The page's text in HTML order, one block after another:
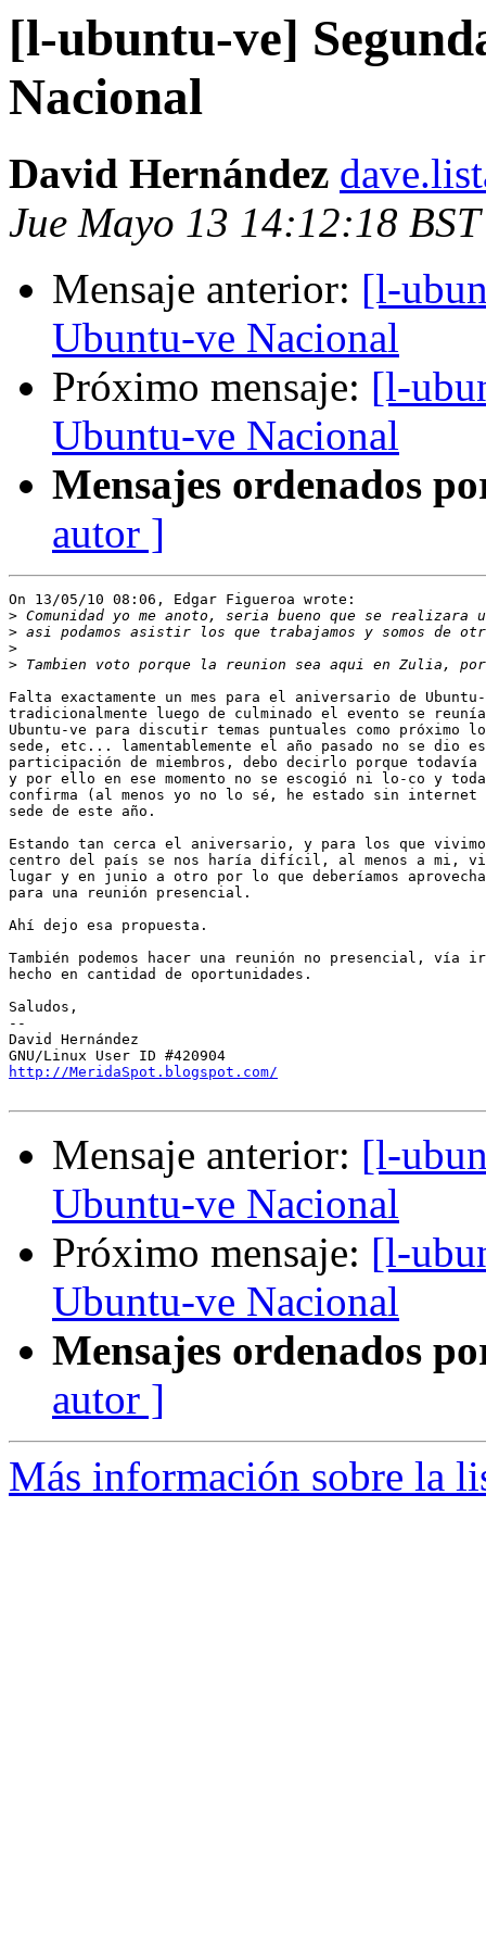
[l-ubuntu-ve]
Nacional
David Hernández
Jue Mayo 13 14:12:18
Mensaje anterior: [l-
Ubuntu-ve Nacional
Próximo mensaje: [l-
Ubuntu-ve Nacional
Mensajes ordenados
autor ]
On 13/05/10 08:06, Edgar Figueroa wrote:
>
>
>
>
Falta exactamente un mes para el aniversario de
tradicionalmente luego de culminado el evento se
Ubuntu-ve para discutir temas puntuales como próximo
sede, etc... lamentablemente el año pasado no se dio
participación de miembros, debo decirlo porque
y por ello en ese momento no se escogió ni lo-co y
confirma (al menos yo no lo sé, he estado sin
sede de este año.
Estando tan cerca el aniversario, y para los que
centro del país se nos haría difícil, al menos a mi,
lugar y en junio a otro por lo que deberíamos
para una reunión presencial.
Ahí dejo esa propuesta.
También podemos hacer una reunión no presencial, vía
hecho en cantidad de oportunidades.
Saludos,
--
David Hernández
http://MeridaSpot.blogspot.com/
Mensaje anterior: [l-
Ubuntu-ve Nacional
Próximo mensaje: [l-
Ubuntu-ve Nacional
Mensajes ordenados
autor ]
Más información sobre la